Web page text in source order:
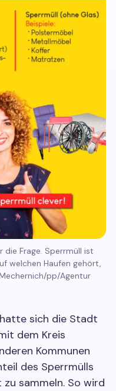
die Frage. Sperrmüll ist
welchen Haufen gehört,
pp/Agentur
sich die Stadt
dem Kreis
Kommunen
des Sperrmülls
sammeln. So wird